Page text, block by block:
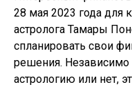
28 мая 2023 года для
астролога Тамары
спланировать свои
решения. Независимо
астрологию или нет,